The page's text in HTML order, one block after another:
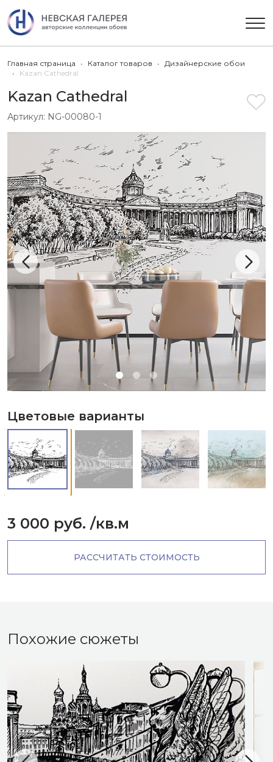
Главная страница Каталог товаров
Дизайнерские обои
Kazan Cathedral
Kazan Cathedral
Артикул: NG-00080-1
Цветовые варианты
3 000 руб. /кв.м
РАССЧИТАТЬ СТОИМОСТЬ
Похожие сюжеты